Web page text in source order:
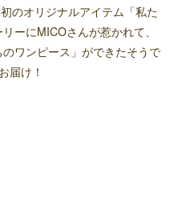
のオリジナルアイテム「私た
ーにMICOさんが惹かれて、
ワンピース」ができたそうで
届け！